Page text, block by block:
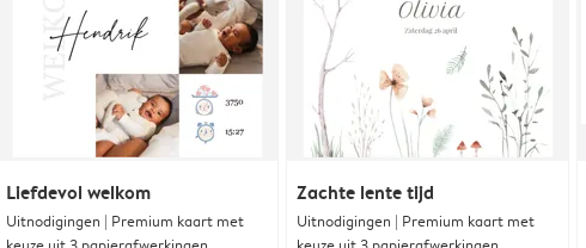
Liefdevol welkom
Uitnodigingen | Premium kaart met
Zachte lente tijd
Uitnodigingen | Premium kaart met